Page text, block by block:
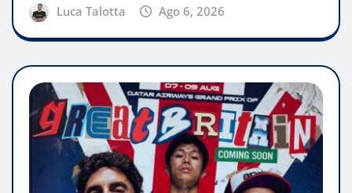
Luca Talotta Ago 6, 2026